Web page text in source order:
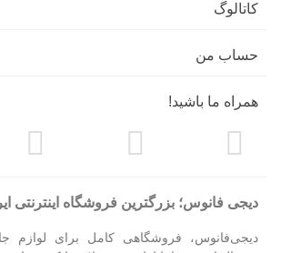
کاتالوگ
حساب من
همراه ما باشید!
دیجی فانوس؛ بزرگترین فروشگاه اینترنتی
دیجی‌فانوس، فروشگاهی کامل برای لوازم